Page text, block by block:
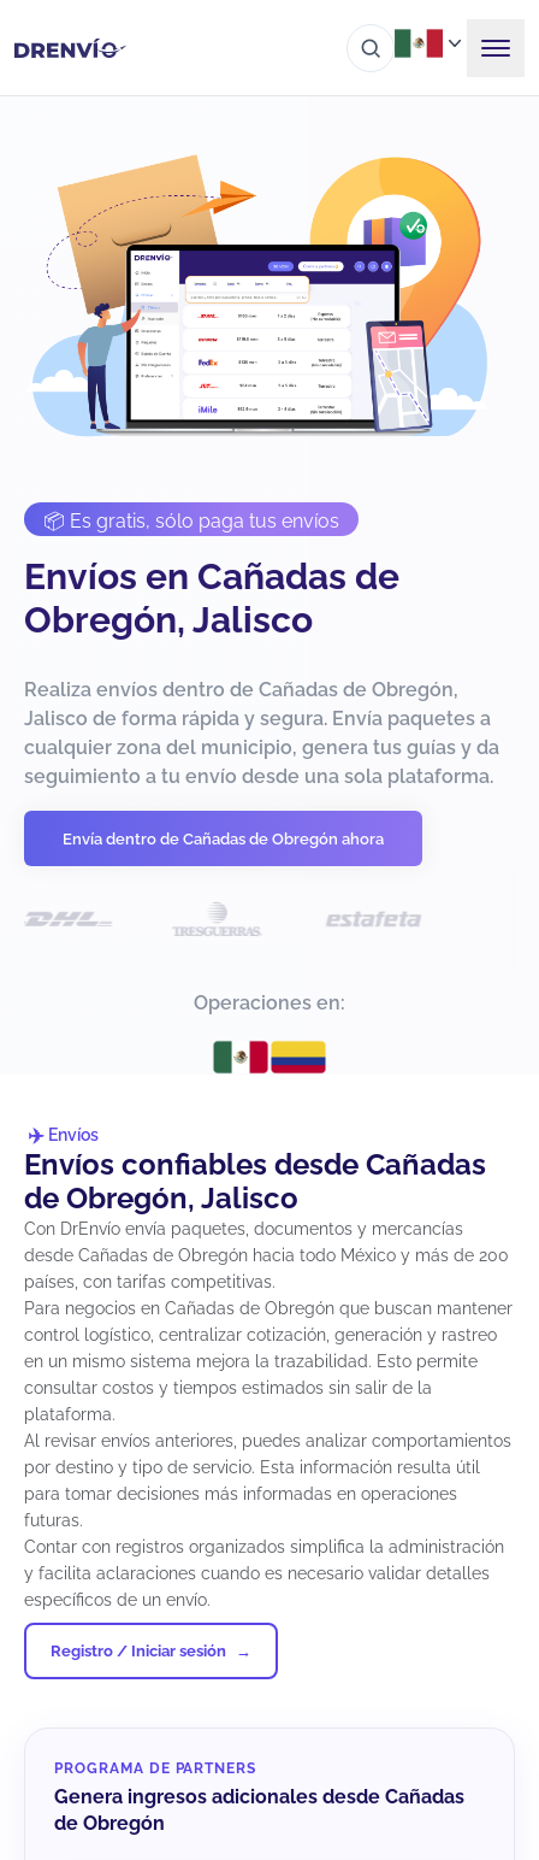
📦 Es gratis, sólo paga tus envíos
Envíos en Cañadas de
Obregón, Jalisco
Realiza envíos dentro de Cañadas de Obregón,
Jalisco de forma rápida y segura. Envía paquetes a
cualquier zona del municipio, genera tus guías y da
seguimiento a tu envío desde una sola plataforma.
Envía dentro de Cañadas de Obregón ahora
Operaciones en:
Envíos
Envíos confiables desde Cañadas
de Obregón, Jalisco
Con DrEnvío envía paquetes, documentos y mercancías
desde Cañadas de Obregón hacia todo México y más de 200
países, con tarifas competitivas.
Para negocios en Cañadas de Obregón que buscan mantener
control logístico, centralizar cotización, generación y rastreo
en un mismo sistema mejora la trazabilidad. Esto permite
consultar costos y tiempos estimados sin salir de la
plataforma.
Al revisar envíos anteriores, puedes analizar comportamientos
por destino y tipo de servicio. Esta información resulta útil
para tomar decisiones más informadas en operaciones
futuras.
Contar con registros organizados simplifica la administración
y facilita aclaraciones cuando es necesario validar detalles
específicos de un envío.
Registro / Iniciar sesión
PROGRAMA DE PARTNERS
Genera ingresos adicionales desde Cañadas
de Obregón